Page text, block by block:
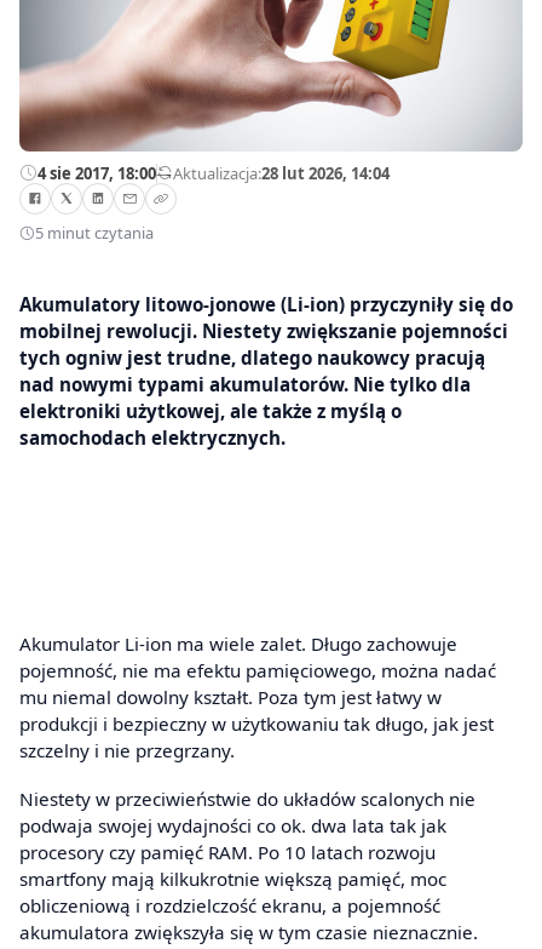
4 sie 2017, 18:00—Aktualizacja:28 lut 2026, 14:04
5 minut czytania
Akumulatory litowo-jonowe (Li-ion) przyczyniły się do
mobilnej rewolucji. Niestety zwiększanie pojemności
tych ogniw jest trudne, dlatego naukowcy pracują
nad nowymi typami akumulatorów. Nie tylko dla
elektroniki użytkowej, ale także z myślą o
samochodach elektrycznych.
Akumulator Li-ion ma wiele zalet. Długo zachowuje
pojemność, nie ma efektu pamięciowego, można nadać
mu niemal dowolny kształt. Poza tym jest łatwy w
produkcji i bezpieczny w użytkowaniu tak długo, jak jest
szczelny i nie przegrzany.
Niestety w przeciwieństwie do układów scalonych nie
podwaja swojej wydajności co ok. dwa lata tak jak
procesory czy pamięć RAM. Po 10 latach rozwoju
smartfony mają kilkukrotnie większą pamięć, moc
obliczeniową i rozdzielczość ekranu, a pojemność
akumulatora zwiększyła się w tym czasie nieznacznie.